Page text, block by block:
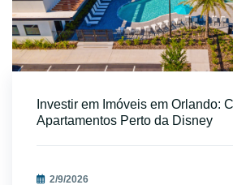
máximo em termos de
características como múltiplas
completas,garagens para vários carros
mansões são verdadeiras jóias do
excepcional.
Investir em Imóveis em Orlando:
Apartamentos Perto da Disney
2/9/2026